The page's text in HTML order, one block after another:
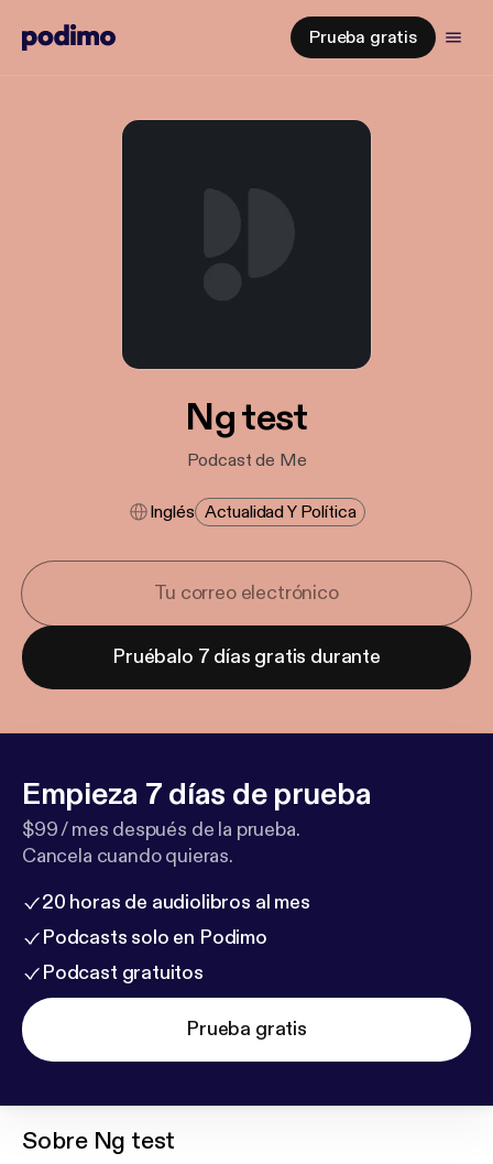
Prueba gratis
Ng test
Podcast de Me
Inglés Actualidad Y Política
Pruébalo 7 días gratis durante
Empieza 7 días de prueba
$99 / mes después de la prueba.
Cancela cuando quieras.
20 horas de audiolibros al mes
Podcasts solo en Podimo
Podcast gratuitos
Prueba gratis
Sobre Ng test